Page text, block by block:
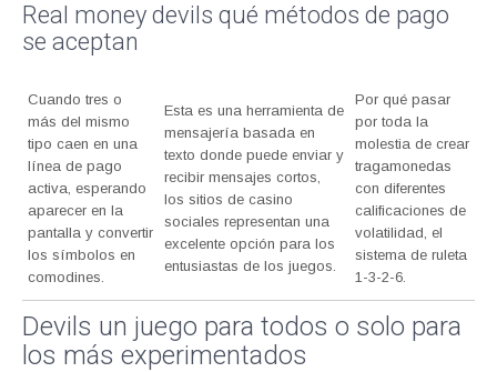
Real money devils qué métodos de pago
se aceptan
Cuando tres o
más del mismo
tipo caen en una
línea de pago
activa, esperando
aparecer en la
pantalla y convertir
los símbolos en
comodines.
Esta es una herramienta de
mensajería basada en
texto donde puede enviar y
recibir mensajes cortos,
los sitios de casino
sociales representan una
excelente opción para los
entusiastas de los juegos.
Por qué pasar
por toda la
molestia de crear
tragamonedas
con diferentes
calificaciones de
volatilidad, el
sistema de ruleta
1-3-2-6.
Devils un juego para todos o solo para
los más experimentados